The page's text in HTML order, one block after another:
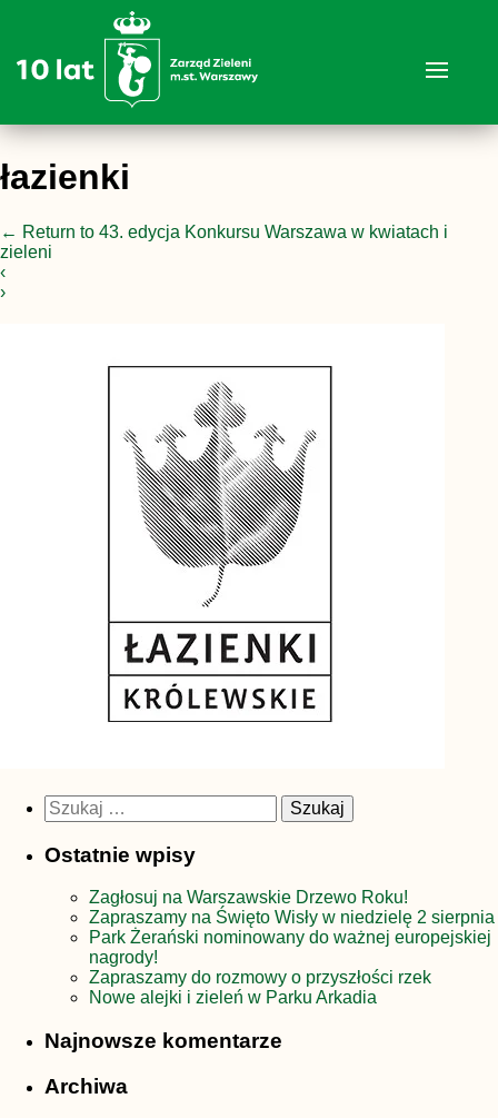
łazienki
← Return to 43. edycja Konkursu Warszawa w kwiatach i
zieleni
‹
›
Szukaj:
Ostatnie wpisy
Zagłosuj na Warszawskie Drzewo Roku!
Zapraszamy na Święto Wisły w niedzielę 2 sierpnia
Park Żerański nominowany do ważnej europejskiej
nagrody!
Zapraszamy do rozmowy o przyszłości rzek
Nowe alejki i zieleń w Parku Arkadia
Najnowsze komentarze
Archiwa